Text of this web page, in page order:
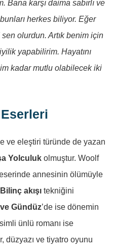
Bana karşı daima sabırlı ve
herkes biliyor. Eğer
olurdun. Artık benim için
yapabilirim. Hayatını
kadar mutlu olabilecek iki
ve eleştiri türünde de yazan
Yolculuk olmuştur. Woolf
eserinde annesinin ölümüyle
Bilinç akışı tekniğini
Gündüz’de ise dönemin
ünlü romanı ise
düzyazı ve tiyatro oyunu